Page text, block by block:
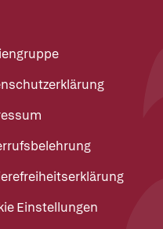
Einstellungen